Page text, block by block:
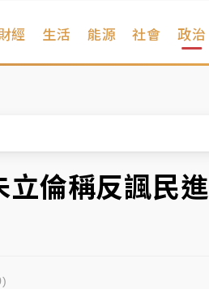
經 生活 能源 社會 政治
長至晚上7時
立倫稱反諷民進